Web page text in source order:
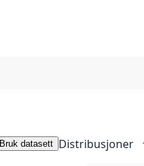
Bruk datasett Distribusjoner